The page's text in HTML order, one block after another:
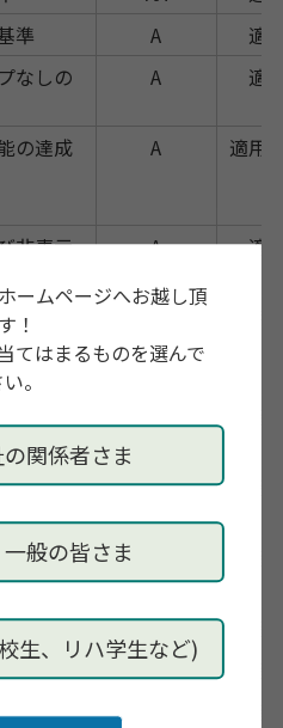
ームページへお越し頂
！
てはまるものを選んで
。
関係者さま
般の皆さま
生、リハ学生など)
準
A
適
なしの
A 適
の達成
A 適用
非表示
A 適
成基
準
の達成基
AAA
達成基
成基準 A
成基準
A
テキス